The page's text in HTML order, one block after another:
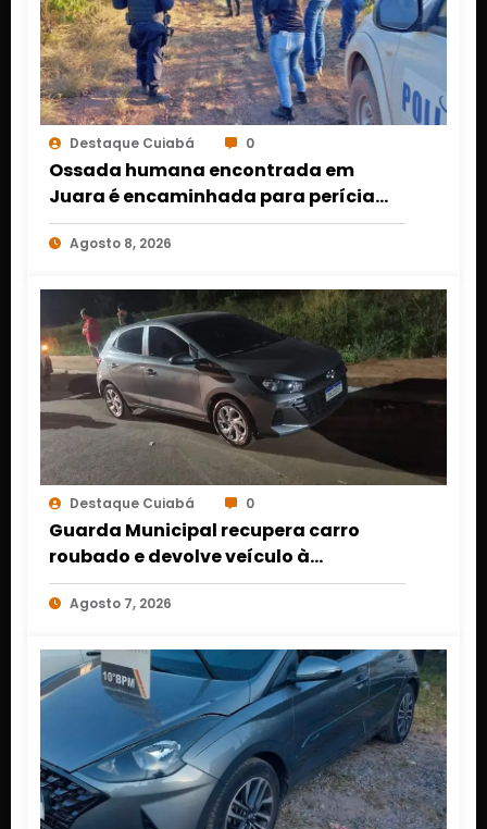
Destaque Cuiabá 0
Ossada humana encontrada em
Juara é encaminhada para perícia
em Cuiabá; identidade da vítima
segue desconhecida
Agosto 8, 2026
Destaque Cuiabá 0
Guarda Municipal recupera carro
roubado e devolve veículo à
proprietária em Várzea Grande
Agosto 7, 2026